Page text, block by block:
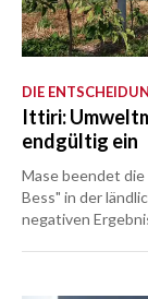
DIE
Ittiri:
endgültig ein
Mase beendet
Bess" in der
negativen